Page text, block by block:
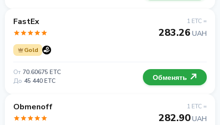
FastEx
Gold
1 ETC =
283.26 UAH
От 70.60675 ETC
До 45 440 ETC Обменять
Obmenoff 1 ETC =
282.90UAH